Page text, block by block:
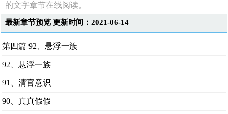
的文字章节在线阅读。
最新章节预览 更新时间：2021-06-14
第四篇 92、悬浮一族
92、悬浮一族
91、清官意识
90、真真假假